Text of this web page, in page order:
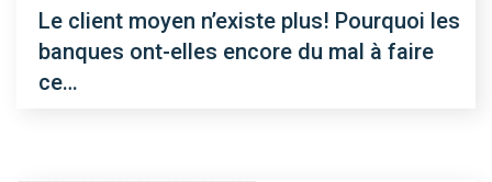
Le client moyen n’existe plus! Pourquoi les
banques ont-elles encore du mal à faire
ce…